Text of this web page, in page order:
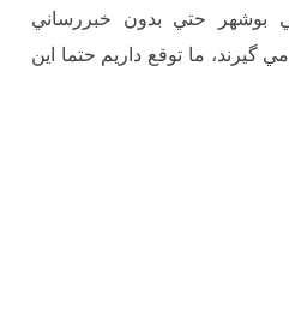
بوشهر حتي بدون خبررساني
گيرند، ما توقع داريم حتما اين